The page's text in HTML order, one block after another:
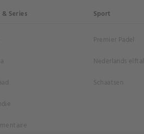
& Series Sport
Premier Padel
Nederlands elftal
Schaatsen